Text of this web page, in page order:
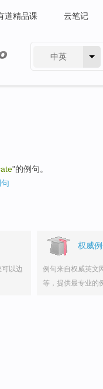
道精品课 云笔记
中英
"的例句。
以边
权威
例句来自权威英文
等，提供最专业的